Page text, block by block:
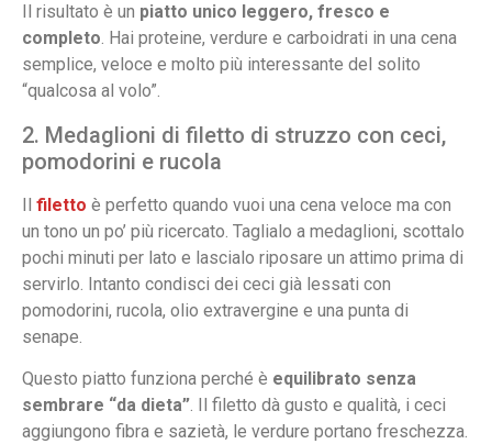
Il risultato è un piatto unico leggero, fresco e
completo. Hai proteine, verdure e carboidrati in una cena
semplice, veloce e molto più interessante del solito
“qualcosa al volo”.
2. Medaglioni di filetto di struzzo con ceci,
pomodorini e rucola
Il filetto è perfetto quando vuoi una cena veloce ma con
un tono un po’ più ricercato. Taglialo a medaglioni, scottalo
pochi minuti per lato e lascialo riposare un attimo prima di
servirlo. Intanto condisci dei ceci già lessati con
pomodorini, rucola, olio extravergine e una punta di
senape.
Questo piatto funziona perché è equilibrato senza
sembrare “da dieta”. Il filetto dà gusto e qualità, i ceci
aggiungono fibra e sazietà, le verdure portano freschezza.